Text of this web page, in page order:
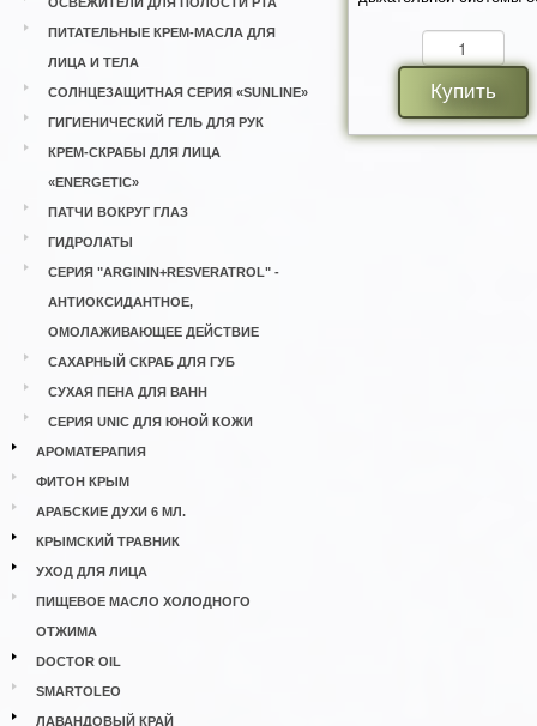
ПИТАТЕЛЬНЫЕ КРЕМ-МАСЛА ДЛЯ
ЛИЦА И ТЕЛА
СОЛНЦЕЗАЩИТНАЯ СЕРИЯ «SUNLINE»
ГИГИЕНИЧЕСКИЙ ГЕЛЬ ДЛЯ РУК
КРЕМ-СКРАБЫ ДЛЯ ЛИЦА
«ENERGETIC»
ПАТЧИ ВОКРУГ ГЛАЗ
ГИДРОЛАТЫ
СЕРИЯ "ARGININ+RESVERATROL" -
АНТИОКСИДАНТНОЕ,
ОМОЛАЖИВАЮЩЕЕ ДЕЙСТВИЕ
САХАРНЫЙ СКРАБ ДЛЯ ГУБ
СУХАЯ ПЕНА ДЛЯ ВАНН
СЕРИЯ UNIC ДЛЯ ЮНОЙ КОЖИ
АРОМАТЕРАПИЯ
ФИТОН КРЫМ
АРАБСКИЕ ДУХИ 6 МЛ.
КРЫМСКИЙ ТРАВНИК
УХОД ДЛЯ ЛИЦА
ПИЩЕВОЕ МАСЛО ХОЛОДНОГО
ОТЖИМА
DOCTOR OIL
SMARTOLEO
ЛАВАНДОВЫЙ КРАЙ
Купить